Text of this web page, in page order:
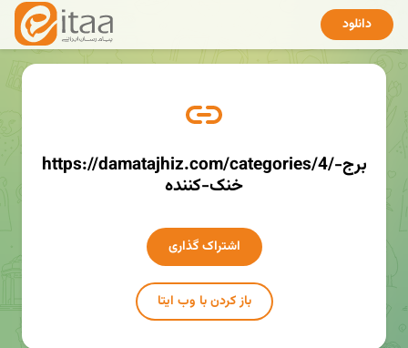
دانلود
https://damatajhiz.com/categories/4/برج-
خنک-کننده
اشتراک گذاری
باز کردن با وب ایتا